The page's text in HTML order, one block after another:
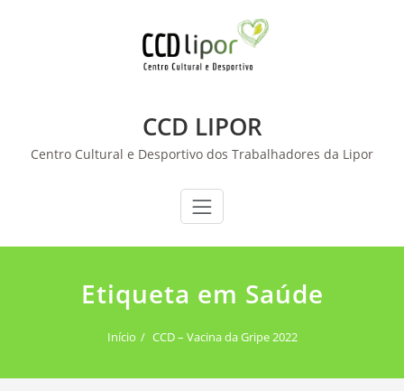
CCD LIPOR
Centro Cultural e Desportivo dos Trabalhadores da Lipor
Etiqueta em Saúde
Início CCD – Vacina da Gripe 2022